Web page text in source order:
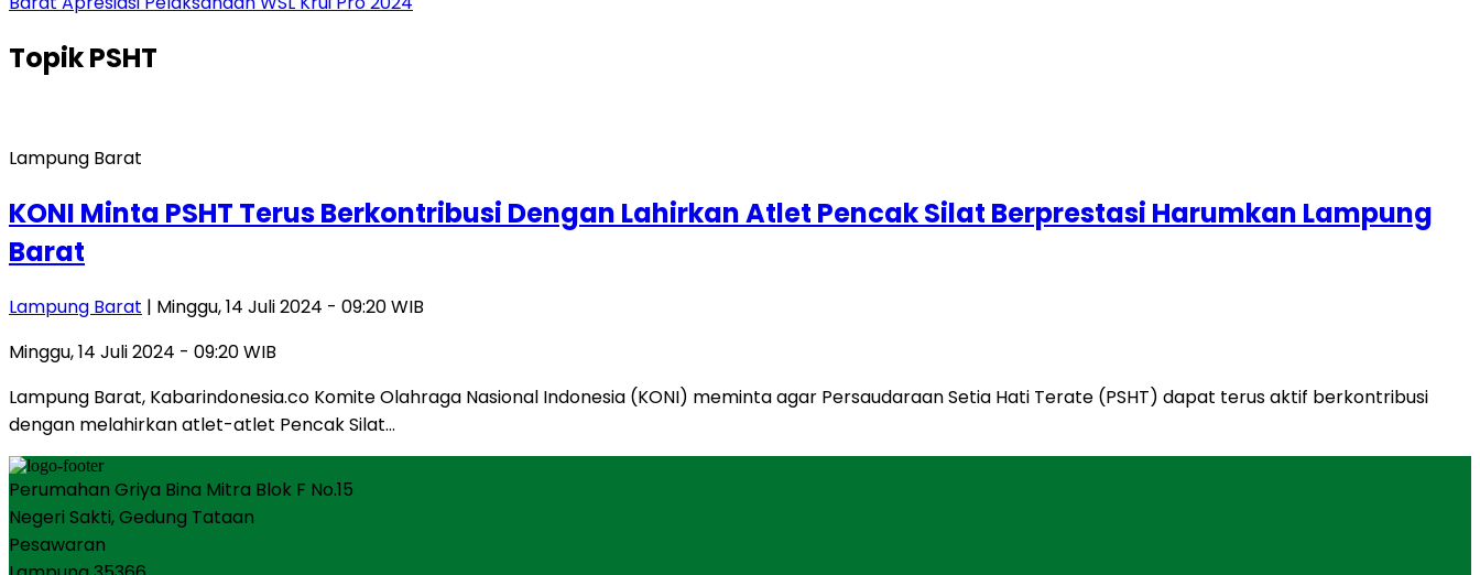
TopikPSHT
Lampung Barat
KONI Minta PSHT Terus Berkontribusi Dengan Lahirkan Atlet Pencak Silat Berprestasi Harumkan Lampung
Barat
Lampung Barat | Minggu, 14 Juli 2024 - 09:20 WIB
Minggu, 14 Juli 2024 - 09:20 WIB
Lampung Barat, Kabarindonesia.co Komite Olahraga Nasional Indonesia (KONI) meminta agar Persaudaraan Setia Hati Terate (PSHT) dapat terus aktif berkontribusi
dengan melahirkan atlet-atlet Pencak Silat…
Perumahan Griya Bina Mitra Blok F No.15
Negeri Sakti, Gedung Tataan
Pesawaran